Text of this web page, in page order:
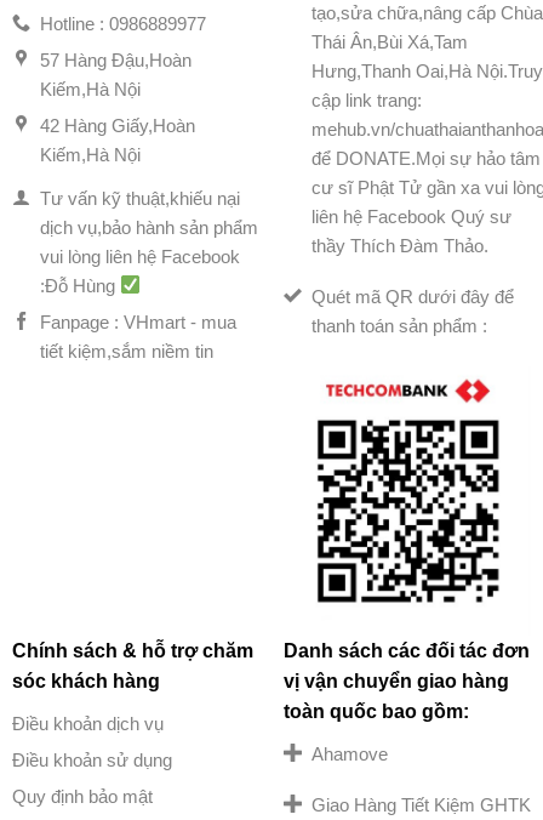
Hotline : 0986889977
57 Hàng Đậu,Hoàn
Kiếm,Hà Nội
42 Hàng Giấy,Hoàn
Kiếm,Hà Nội
Tư vấn kỹ thuật,khiếu nại
dịch vụ,bảo hành sản phẩm
vui lòng liên hệ Facebook
:Đỗ Hùng
Fanpage : VHmart - mua
tiết kiệm,sắm niềm tin
tạo,sửa chữa,nâng cấp Chùa
Thái Ân,Bùi Xá,Tam
Hưng,Thanh Oai,Hà Nội.Truy
cập link trang:
mehub.vn/
để DONATE.Mọi sự hảo tâm
cư sĩ Phật Tử gần xa vui
liên hệ Facebook Quý sư
thầy Thích Đàm Thảo.
Quét mã QR dưới đây để
thanh toán sản phẩm :
Chính sách & hỗ trợ chăm
sóc khách hàng
Điều khoản dịch vụ
Điều khoản sử dụng
Quy định bảo mật
Danh sách các đối tác đơn
vị vận chuyển giao hàng
toàn quốc bao gồm:
Ahamove
Giao Hàng Tiết Kiệm GHTK